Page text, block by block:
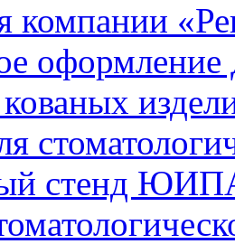
компании
стенд